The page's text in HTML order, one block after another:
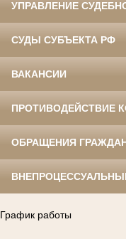
УПРАВЛЕНИЕ
СУДЫ СУБЪЕКТА РФ
ВАКАНСИИ
ПРОТИВОДЕЙСТВИЕ
ОБРАЩЕНИЯ
График работы